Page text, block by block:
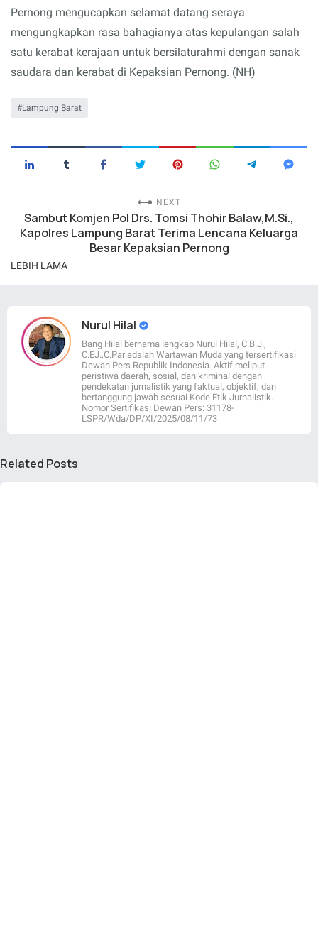
Pernong mengucapkan selamat datang seraya
mengungkapkan rasa bahagianya atas kepulangan salah
satu kerabat kerajaan untuk bersilaturahmi dengan sanak
saudara dan kerabat di Kepaksian Pernong. (NH)
Lampung Barat
NEXT
Sambut Komjen Pol Drs. Tomsi Thohir Balaw,M.Si.,
Kapolres Lampung Barat Terima Lencana Keluarga
Besar Kepaksian Pernong
LEBIH LAMA
Nurul Hilal
Bang Hilal bernama lengkap Nurul Hilal, C.B.J.,
C.EJ.,C.Par adalah Wartawan Muda yang tersertifikasi
Dewan Pers Republik Indonesia. Aktif meliput
peristiwa daerah, sosial, dan kriminal dengan
pendekatan jurnalistik yang faktual, objektif, dan
bertanggung jawab sesuai Kode Etik Jurnalistik.
Nomor Sertifikasi Dewan Pers: 31178-
LSPR/Wda/DP/XI/2025/08/11/73
Related Posts